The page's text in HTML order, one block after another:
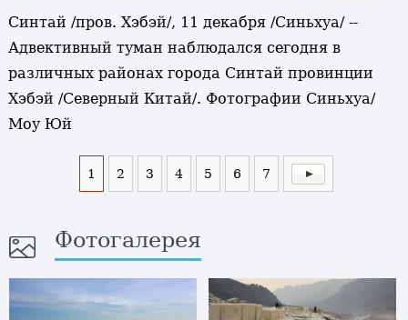
Синтай /пров. Хэбэй/, 11 декабря /Синьхуа/ --
Адвективный туман наблюдался сегодня в
различных районах города Синтай провинции
Хэбэй /Северный Китай/. Фотографии Синьхуа/
Моу Юй
1 2 3 4 5 6 7
Фотогалерея